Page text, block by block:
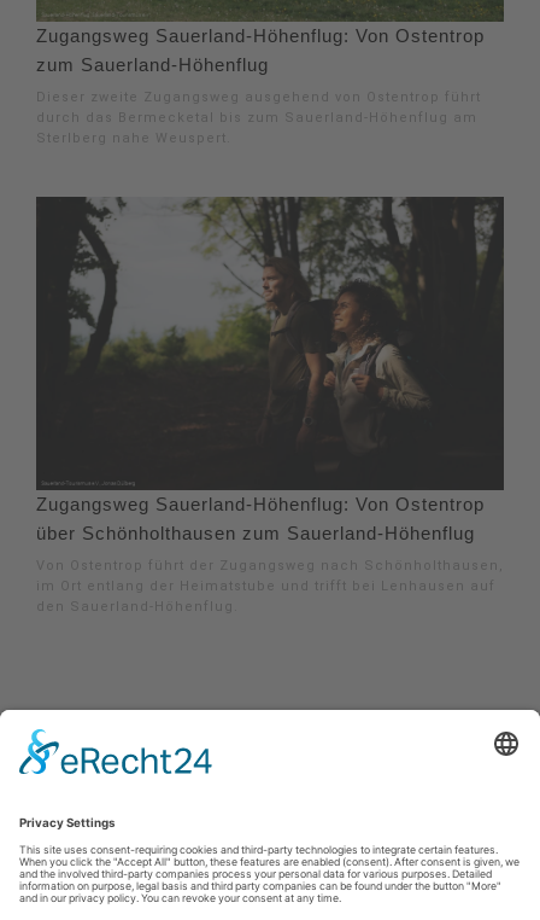
Zugangsweg Sauerland-Höhenflug: Von Ostentrop
zum Sauerland-Höhenflug
Dieser zweite Zugangsweg ausgehend von Ostentrop führt
durch das Bermecketal bis zum Sauerland-Höhenflug am
Sterlberg nahe Weuspert.
Zugangsweg Sauerland-Höhenflug: Von Ostentrop
über Schönholthausen zum Sauerland-Höhenflug
Von Ostentrop führt der Zugangsweg nach Schönholthausen,
im Ort entlang der Heimatstube und trifft bei Lenhausen auf
den Sauerland-Höhenflug.
Impressum|
Sauerland-Tourismus e.V. Johannes-Hummel-Weg 1 57392 Schmallenberg